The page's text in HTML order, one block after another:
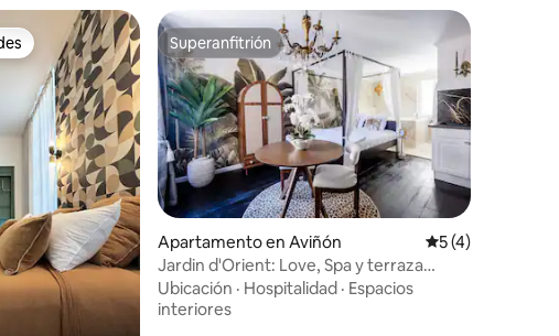
Superanfitrión
Superanfitrión
Apartamento en Aviñón Calificación
5 (4)
Jardin d'Orient: Love, Spa y terraza
privada
Ubicación · Hospitalidad · Espacios
interiores